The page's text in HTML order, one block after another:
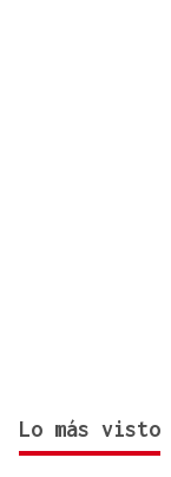
Lo más visto